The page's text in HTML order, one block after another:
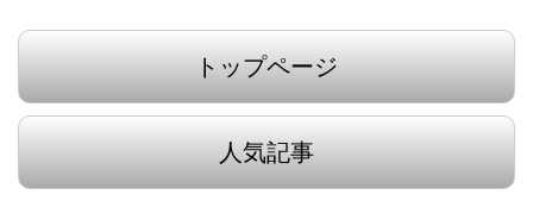
トップページ
人気記事